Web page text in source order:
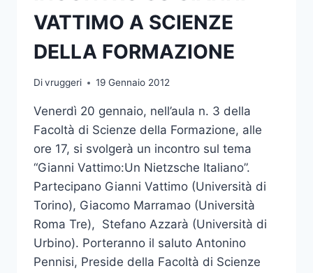
VATTIMO A SCIENZE
DELLA FORMAZIONE
Divruggeri 19 Gennaio 2012
Venerdì 20 gennaio, nell’aula n. 3 della
Facoltà di Scienze della Formazione, alle
ore 17, si svolgerà un incontro sul tema
“Gianni Vattimo:Un Nietzsche Italiano”.
Partecipano Gianni Vattimo (Università di
Torino), Giacomo Marramao (Università
Roma Tre), Stefano Azzarà (Università di
Urbino). Porteranno il saluto Antonino
Pennisi, Preside della Facoltà di Scienze